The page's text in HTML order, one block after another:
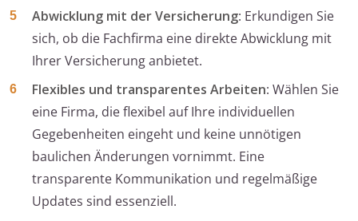
Abwicklung mit der Versicherung: Erkundigen Sie
sich, ob die Fachfirma eine direkte Abwicklung mit
Ihrer Versicherung anbietet.
Flexibles und transparentes Arbeiten: Wählen Sie
eine Firma, die flexibel auf Ihre individuellen
Gegebenheiten eingeht und keine unnötigen
baulichen Änderungen vornimmt. Eine
transparente Kommunikation und regelmäßige
Updates sind essenziell.